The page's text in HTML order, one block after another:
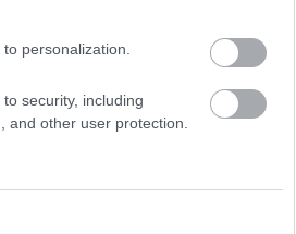
personalization.
security, including
and other user protection.